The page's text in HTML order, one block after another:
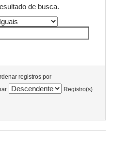
de busca.
registros por
Registro(s)